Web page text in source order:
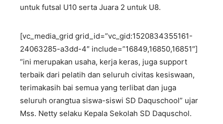
untuk futsal U10 serta Juara 2 untuk U8.
[vc_media_grid grid_id=”vc_gid:1520834355161-
24063285-a3dd-4″ include=”16849,16850,16851″]
“ini merupakan usaha, kerja keras, juga support
terbaik dari pelatih dan seluruh civitas kesiswaan,
terimakasih bai semua yang terlibat dan juga
seluruh orangtua siswa-siswi SD Daquschool” ujar
Mss. Netty selaku Kepala Sekolah SD Daquschol.